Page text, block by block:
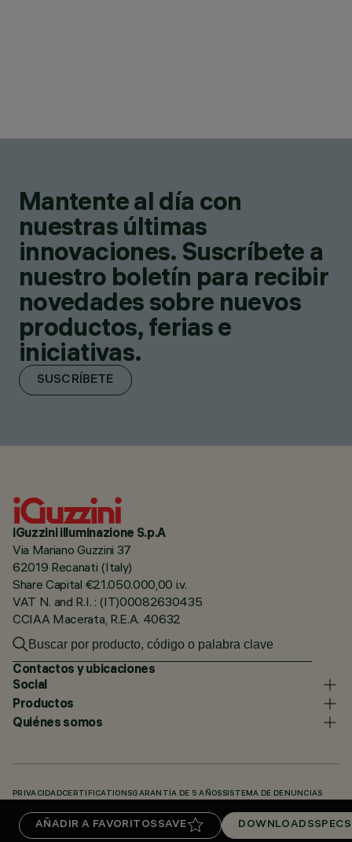
AÑADIR A FAVORITOS SAVE DOWNLOADSSPECS
Mantente al día con
nuestras últimas
innovaciones. Suscríbete a
nuestro boletín para recibir
novedades sobre nuevos
productos, ferias e
iniciativas.
SUSCRÍBETE
iGuzzini illuminazione S.p.A
Via Mariano Guzzini 37
62019 Recanati (Italy)
Share Capital €21.050.000,00 i.v.
VAT N. and R.I. : (IT)00082630435
CCIAA Macerata, R.E.A. 40632
Contactos y ubicaciones
Social
Productos
Quiénes somos
PRIVACIDADCERTIFICATIONSGARANTÍA DE 5 AÑOS SISTEMA DE DENUNCIAS
KNOWLEDGE BASE (LOGIN REQUIRED)DOWNLOADS